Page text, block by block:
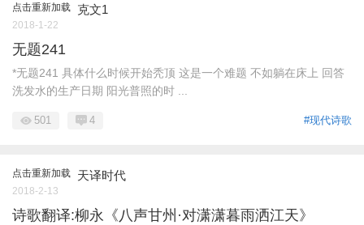
点击重新加载 克文1
2018-1-22
无题241
*无题241 具体什么时候开始秃顶 这是一个难题 不如躺在床上 回答
洗发水的生产日期 阳光普照的时 ...
#现代诗歌
501 4
点击重新加载 天译时代
2018-2-13
诗歌翻译:柳永《八声甘州·对潇潇暮雨洒江天》